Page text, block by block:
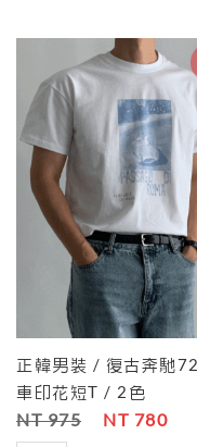
正韓男裝 / 復古奔馳
車印花短T / 2色
NT 975 NT 780